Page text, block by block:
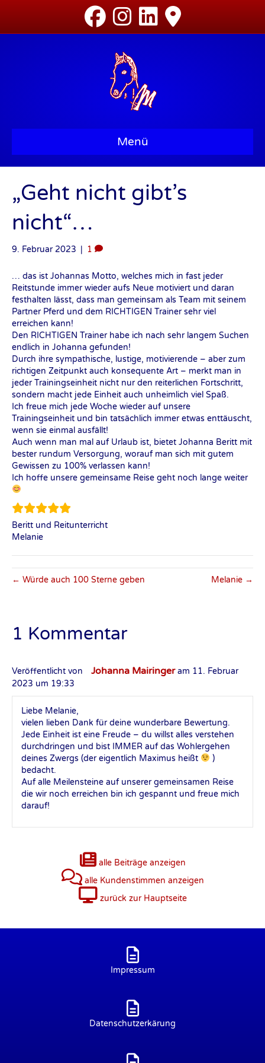
Menü
„Geht nicht gibt’s
nicht“…
9. Februar 2023 | 1
… das ist Johannas Motto, welches mich in fast jeder
Reitstunde immer wieder aufs Neue motiviert und daran
festhalten lässt, dass man gemeinsam als Team mit seinem
Partner Pferd und dem RICHTIGEN Trainer sehr viel
erreichen kann!
Den RICHTIGEN Trainer habe ich nach sehr langem Suchen
endlich in Johanna gefunden!
Durch ihre sympathische, lustige, motivierende – aber zum
richtigen Zeitpunkt auch konsequente Art – merkt man in
jeder Trainingseinheit nicht nur den reiterlichen Fortschritt,
sondern macht jede Einheit auch unheimlich viel Spaß.
Ich freue mich jede Woche wieder auf unsere
Trainingseinheit und bin tatsächlich immer etwas enttäuscht,
wenn sie einmal ausfällt!
Auch wenn man mal auf Urlaub ist, bietet Johanna Beritt mit
bester rundum Versorgung, worauf man sich mit gutem
Gewissen zu 100% verlassen kann!
Ich hoffe unsere gemeinsame Reise geht noch lange weiter
Beritt und Reitunterricht
Melanie
← Würde auch 100 Sterne geben Melanie →
1 Kommentar
Veröffentlicht von Johanna Mairinger am 11. Februar
2023 um 19:33
Liebe Melanie,
vielen lieben Dank für deine wunderbare Bewertung.
Jede Einheit ist eine Freude – du willst alles verstehen
durchdringen und bist IMMER auf das Wohlergehen
deines Zwergs (der eigentlich Maximus heißt
)
bedacht.
Auf alle Meilensteine auf unserer gemeinsamen Reise
die wir noch erreichen bin ich gespannt und freue mich
darauf!
alle Beiträge anzeigen
alle Kundenstimmen anzeigen
zurück zur Hauptseite
Impressum
Datenschutzerkärung